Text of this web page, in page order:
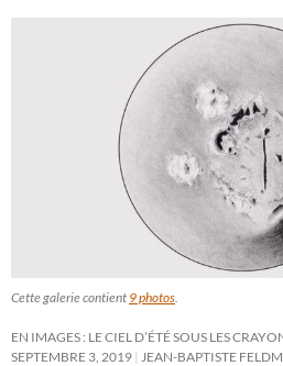
Cette galerie contient 9 photos
EN IMAGES : LE CIEL D’ÉTÉ SOUS LES
SEPTEMBRE 3, 2019
JEAN-BAPTISTE